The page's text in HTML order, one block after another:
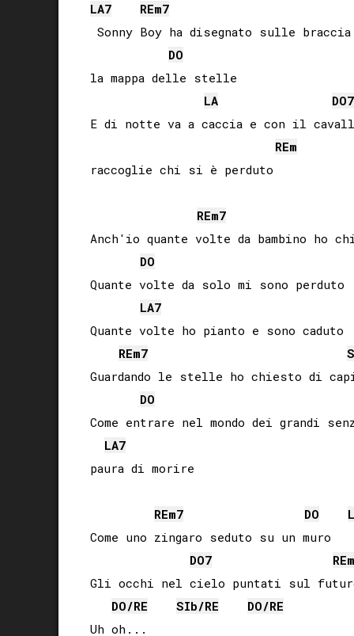
LA7 REm7
Sonny Boy ha disegnato sulle
DO
la mappa delle stelle
LA
DO7
E di notte va a caccia e con il
REm
raccoglie chi si è perduto
REm7
Anch'io quante volte da bambino ho
DO
Quante volte da solo mi sono perduto
LA7
Quante volte ho pianto e sono caduto
REm7
Guardando le stelle ho chiesto di
DO
Come entrare nel mondo dei grandi
LA7
paura di morire
REm7 DO
Come uno zingaro seduto su un muro
DO7 RE
Gli occhi nel cielo puntati sul
DO/RE SIb/RE DO/RE
Uh oh...